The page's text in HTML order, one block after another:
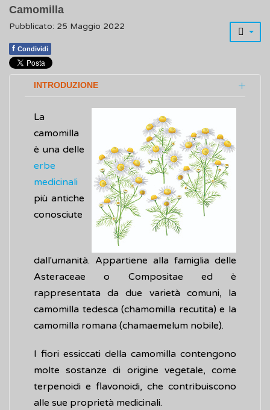
Camomilla
Pubblicato: 25 Maggio 2022
f Condividi
INTRODUZIONE
La
camomilla
è una delle
erbe
medicinali
più antiche
conosciute
dall'umanità. Appartiene alla famiglia delle
Asteraceae o Compositae ed è
rappresentata da due varietà comuni, la
camomilla tedesca (chamomilla recutita) e la
camomilla romana (chamaemelum nobile).
I fiori essiccati della camomilla contengono
molte sostanze di origine vegetale, come
terpenoidi e flavonoidi, che contribuiscono
alle sue proprietà medicinali.